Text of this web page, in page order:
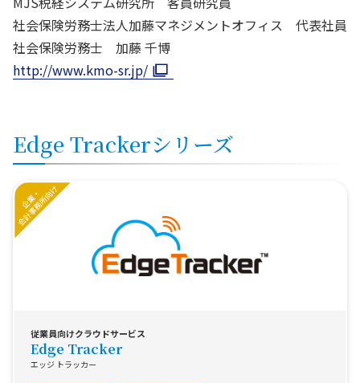
社会保険労務士法人加藤マネジメントオフィス 代表社員
社会保険労務士 加藤 千博
http://www.kmo-sr.jp/
Edge Trackerシリーズ
従業員向けクラウドサービス
Edge Tracker
エッジ トラッカー